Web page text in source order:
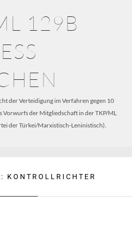
129B
der Verteidigung im Verfahren gegen 10
Vorwurfs der Mitgliedschaft in der TKP/ML
der Türkei/Marxistisch-Leninistisch).
KONTROLLRICHTER